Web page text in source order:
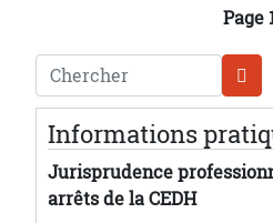
Page
Chercher
Informations
Jurisprudence
arrêts de la CEDH